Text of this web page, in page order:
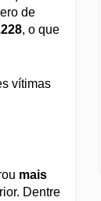
de
, o que
vítimas
mais
Dentre